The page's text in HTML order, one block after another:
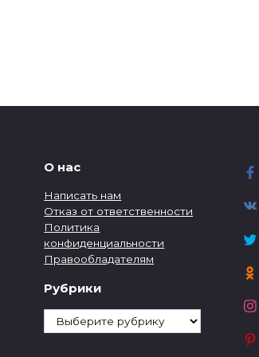
О нас
Написать нам
Отказ от ответственности
Политика
конфиденциальности
Правообладателям
Рубрики
Рубрики